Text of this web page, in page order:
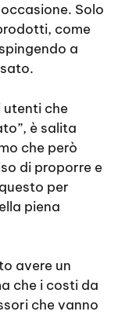
Solo
come
a
utenti che
è salita
che però
di proporre e
per
piena
avere un
che i costi da
che vanno